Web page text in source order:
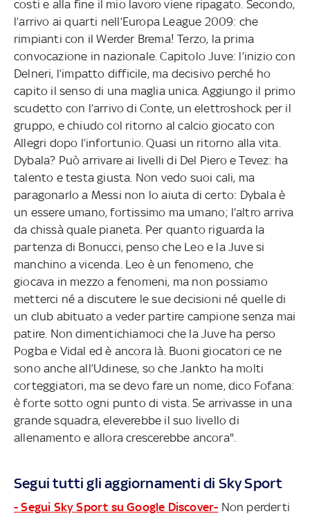
costi e alla fine il mio lavoro viene ripagato. Secondo,
l’arrivo ai quarti nell’Europa League 2009: che
rimpianti con il Werder Brema! Terzo, la prima
convocazione in nazionale. Capitolo Juve: l’inizio con
Delneri, l’impatto difficile, ma decisivo perché ho
capito il senso di una maglia unica. Aggiungo il primo
scudetto con l’arrivo di Conte, un elettroshock per il
gruppo, e chiudo col ritorno al calcio giocato con
Allegri dopo l’infortunio. Quasi un ritorno alla vita.
Dybala? Può arrivare ai livelli di Del Piero e Tevez: ha
talento e testa giusta. Non vedo suoi cali, ma
paragonarlo a Messi non lo aiuta di certo: Dybala è
un essere umano, fortissimo ma umano; l’altro arriva
da chissà quale pianeta. Per quanto riguarda la
partenza di Bonucci, penso che Leo e la Juve si
manchino a vicenda. Leo è un fenomeno, che
giocava in mezzo a fenomeni, ma non possiamo
metterci né a discutere le sue decisioni né quelle di
un club abituato a veder partire campione senza mai
patire. Non dimentichiamoci che la Juve ha perso
Pogba e Vidal ed è ancora là. Buoni giocatori ce ne
sono anche all’Udinese, so che Jankto ha molti
corteggiatori, ma se devo fare un nome, dico Fofana:
è forte sotto ogni punto di vista. Se arrivasse in una
grande squadra, eleverebbe il suo livello di
allenamento e allora crescerebbe ancora".
Segui tutti gli aggiornamenti di Sky Sport
- Segui Sky Sport su Google Discover- Non perderti